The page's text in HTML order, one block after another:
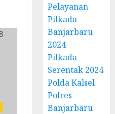
Pelayanan
Pilkada
Banjarbaru
2024
Pilkada
Serentak 2024
Polda Kalsel
Polres
Banjarbaru